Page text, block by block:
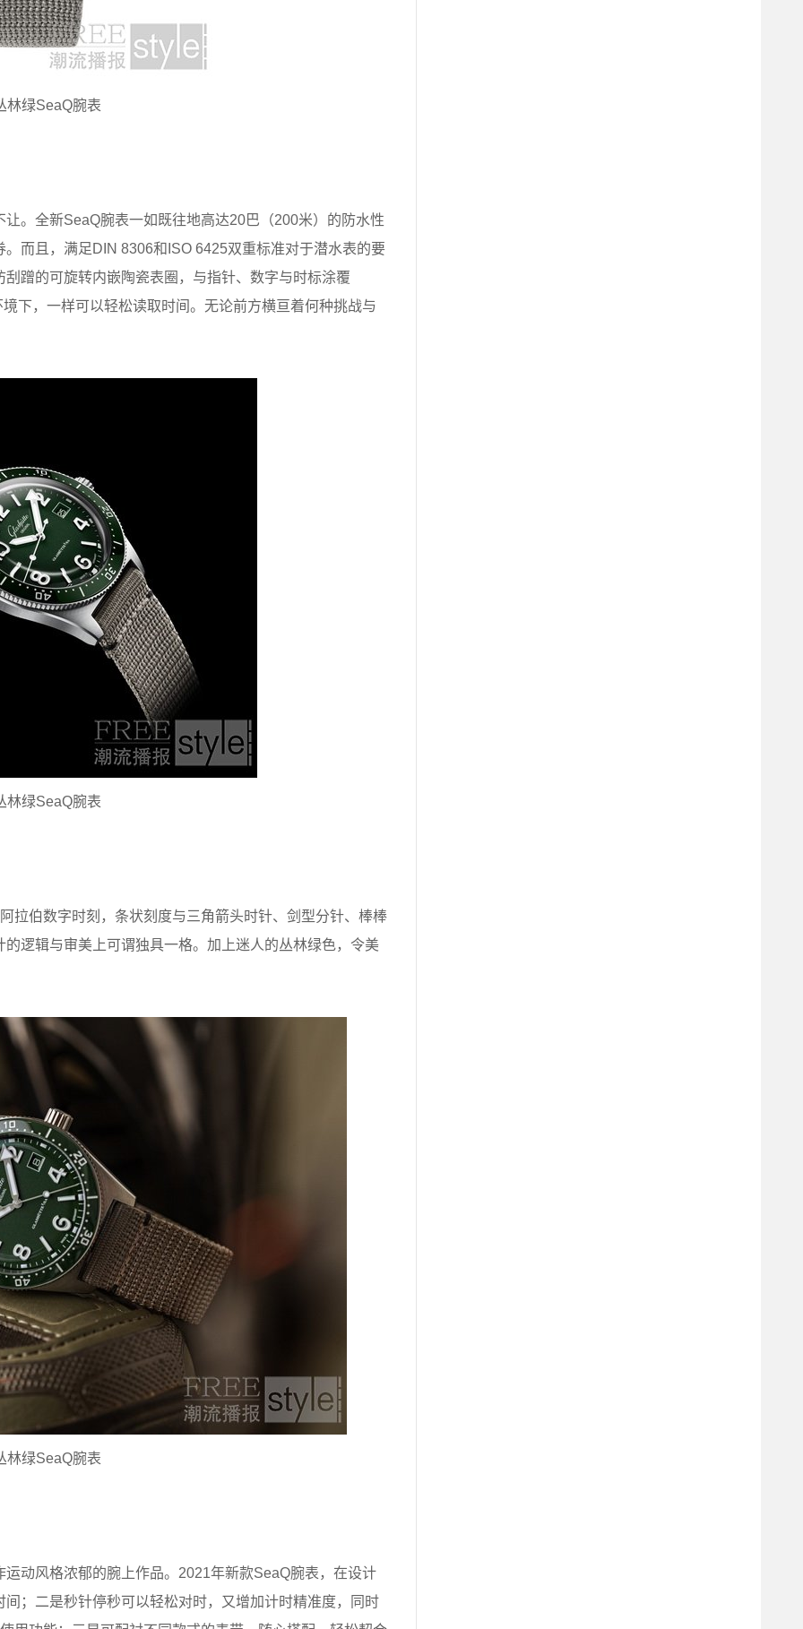
林绿SeaQ腕表
全新SeaQ腕表一如既往地高达20巴（200米）的防水性
而且，满足DIN 8306和ISO 6425双重标准对于潜水表的要
蹭的可旋转内嵌陶瓷表圈，与指针、数字与时标涂覆
下，一样可以轻松读取时间。无论前方横亘着何种挑战与
林绿SeaQ腕表
伯数字时刻，条状刻度与三角箭头时针、剑型分针、棒棒
逻辑与审美上可谓独具一格。加上迷人的丛林绿色，令美
林绿SeaQ腕表
风格浓郁的腕上作品。2021年新款SeaQ腕表，在设计
；二是秒针停秒可以轻松对时，又增加计时精准度，同时